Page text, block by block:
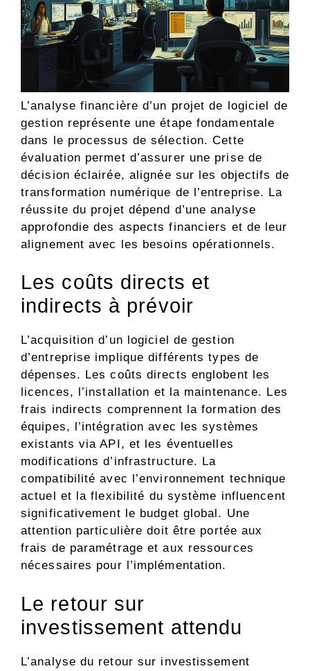
L’analyse financière d’un projet de logiciel de
gestion représente une étape fondamentale
dans le processus de sélection. Cette
évaluation permet d’assurer une prise de
décision éclairée, alignée sur les objectifs de
transformation numérique de l’entreprise. La
réussite du projet dépend d’une analyse
approfondie des aspects financiers et de leur
alignement avec les besoins opérationnels.
Les coûts directs et
indirects à prévoir
L’acquisition d’un logiciel de gestion
d’entreprise implique différents types de
dépenses. Les coûts directs englobent les
licences, l’installation et la maintenance. Les
frais indirects comprennent la formation des
équipes, l’intégration avec les systèmes
existants via API, et les éventuelles
modifications d’infrastructure. La
compatibilité avec l’environnement technique
actuel et la flexibilité du système influencent
significativement le budget global. Une
attention particulière doit être portée aux
frais de paramétrage et aux ressources
nécessaires pour l’implémentation.
Le retour sur
investissement attendu
L’analyse du retour sur investissement